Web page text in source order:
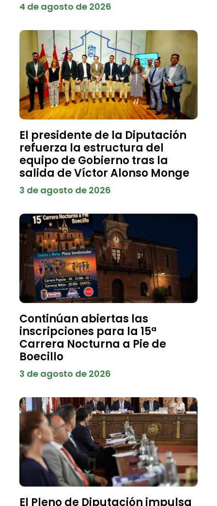
4 de agosto de 2026
El presidente de la Diputación
refuerza la estructura del
equipo de Gobierno tras la
salida de Víctor Alonso Monge
3 de agosto de 2026
Continúan abiertas las
inscripciones para la 15ª
Carrera Nocturna a Pie de
Boecillo
3 de agosto de 2026
El Pleno de Diputación impulsa